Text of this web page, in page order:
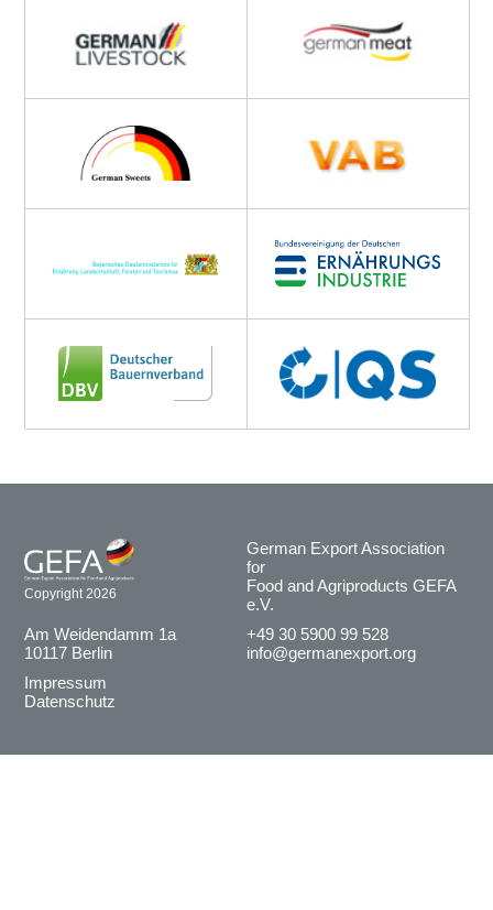
Copyright 2026
German Export Association
for
Food and Agriproducts GEFA
e.V.
Am Weidendamm 1a
10117 Berlin
+49 30 5900 99 528
info@germanexport.org
Impressum
Datenschutz